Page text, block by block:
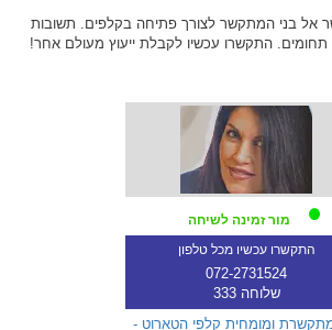
אל בני המתקשר לצורך פתיחה בקלפים. תשובות
תחומים. התקשרו עכשיו לקבלת ייעוץ מעולם אחר!
מור זמינה לשיחה
התקשרו עכשיו מכל טלפון
072-2731524
שלוחה 333
ומומחית קלפי הטארוט -